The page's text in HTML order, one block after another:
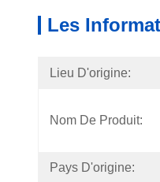
Les
Lieu D'origine:
Nom De Produit:
Pays D'origine: